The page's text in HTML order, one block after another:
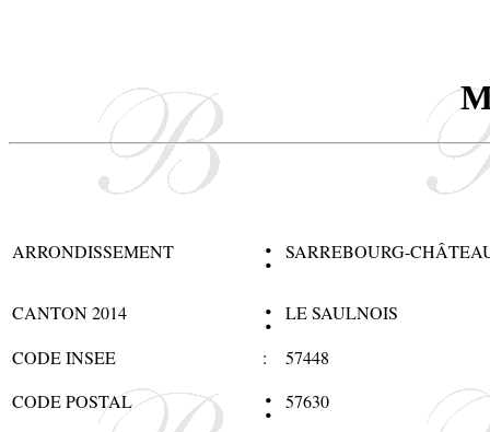
ARRONDISSEMENT : SARREBOURG-
CANTON 2014 :
LE SAULNOIS
CODE INSEE
:
57448
CODE POSTAL
: 57630